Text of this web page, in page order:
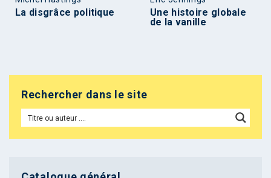
La disgrâce politique
Une histoire globale
de la vanille
Rechercher dans le site